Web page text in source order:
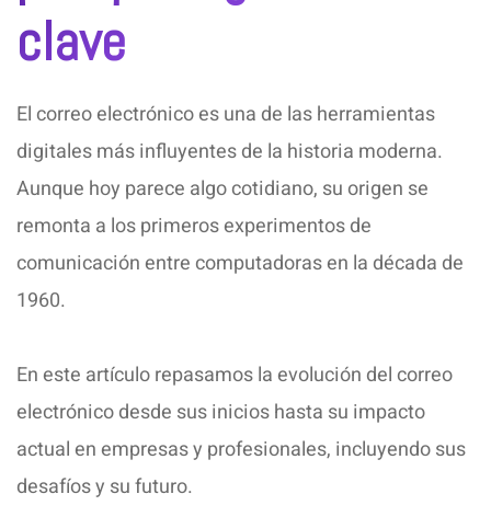
clave
El correo electrónico es una de las herramientas
digitales más influyentes de la historia moderna.
Aunque hoy parece algo cotidiano, su origen se
remonta a los primeros experimentos de
comunicación entre computadoras en la década de
1960.
En este artículo repasamos la evolución del correo
electrónico desde sus inicios hasta su impacto
actual en empresas y profesionales, incluyendo sus
desafíos y su futuro.